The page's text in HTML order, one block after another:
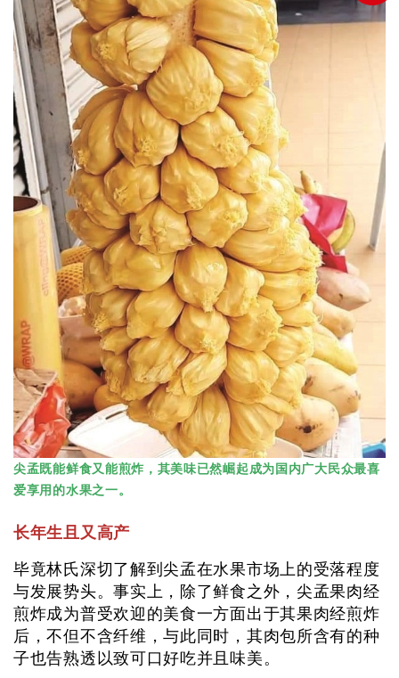
尖孟既能鲜食又能煎炸，其美味已然崛起成为国内广大民众最喜
爱享用的水果之一。
长年生且又高产
毕竟林氏深切了解到尖孟在水果市场上的受落程度
与发展势头。事实上，除了鲜食之外，尖孟果肉经
煎炸成为普受欢迎的美食一方面出于其果肉经煎炸
后，不但不含纤维，与此同时，其肉包所含有的种
子也告熟透以致可口好吃并且味美。